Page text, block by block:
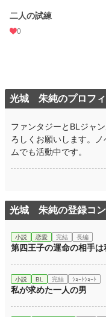
二人の試練
0
光城 朱純のプロフ
ファンタジーとBLジャ
ろしくお願いします。
ムでも活動中です。
光城 朱純の登録コ
小説 恋愛 完結 長編
第四王子の運命の相手は
小説 BL 完結 ｼｮｰﾄｼｮｰﾄ
私が求めた一人の男